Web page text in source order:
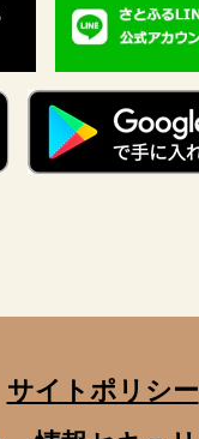
サイトポリシー